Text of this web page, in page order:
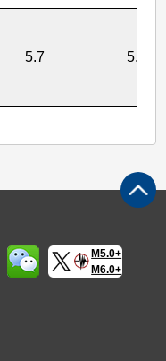
5.7 5.7
M5.0+
M6.0+